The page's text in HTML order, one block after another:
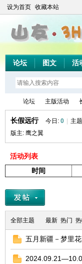
设为首页 收藏本站
论坛 图文 活
山 »
论坛
›
主版活动
›
长假远行 今日: 0 主
版主: 鹰之翼
活动列表
时间
全部主题 最新 热门
五月新疆－梦里花